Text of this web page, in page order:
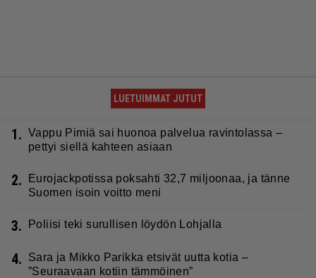
LUETUIMMAT JUTUT
1. Vappu Pimiä sai huonoa palvelua ravintolassa –
pettyi siellä kahteen asiaan
2.
Eurojackpotissa poksahti 32,7 miljoonaa, ja tänne
Suomen isoin voitto meni
3. Poliisi teki surullisen löydön Lohjalla
4.
Sara ja Mikko Parikka etsivät uutta kotia –
”Seuraavaan kotiin tämmöinen”